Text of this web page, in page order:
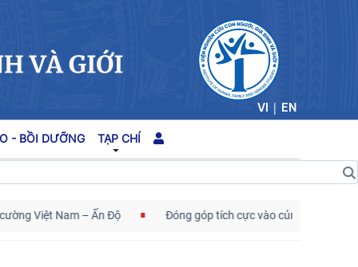
VI | EN
- BỒI DƯỠNG TẠP CHÍ
– Ấn Độ Đóng góp tích cực vào củng cố môi trường hòa bình,